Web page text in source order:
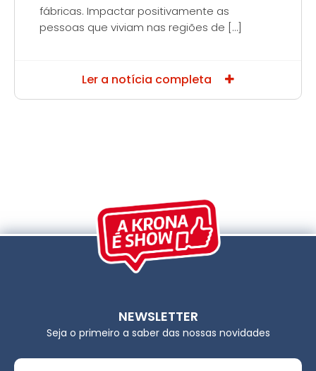
fábricas. Impactar positivamente as
pessoas que viviam nas regiões de […]
Ler a notícia completa
NEWSLETTER
Seja o primeiro a saber das nossas novidades